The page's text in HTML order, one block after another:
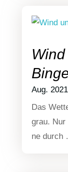
Aug. 2021
Das
grau.
ne durch